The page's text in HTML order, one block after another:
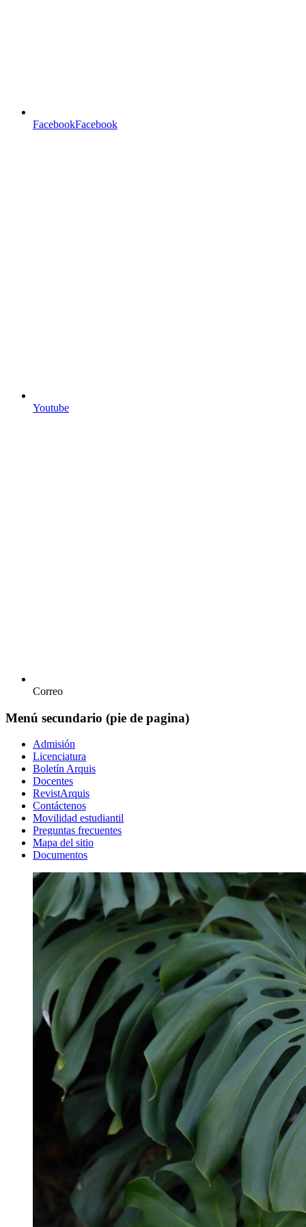
FacebookFacebook
Youtube
Correo
Menú secundario (pie de pagina)
Admisión
Licenciatura
Boletín Arquis
Docentes
RevistArquis
Contáctenos
Movilidad estudiantil
Preguntas frecuentes
Mapa del sitio
Documentos